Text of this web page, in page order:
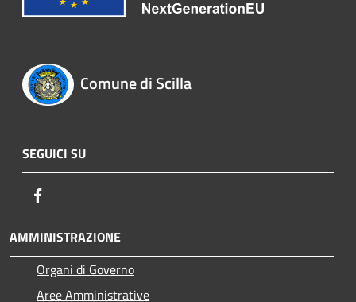
Comune di Scilla
SEGUICI SU
AMMINISTRAZIONE
Organi di Governo
Aree Amministrative